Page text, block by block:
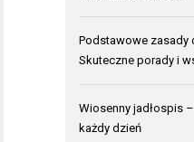
Podstawowe zasady
Skuteczne porady i
Wiosenny jadłospis
każdy dzień